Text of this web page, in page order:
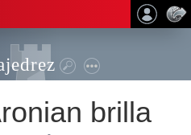
brilla